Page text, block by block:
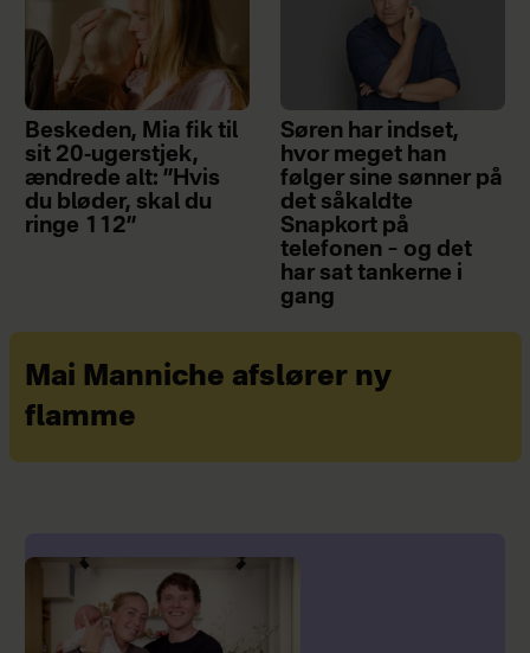
Beskeden, Mia fik til
sit 20-ugerstjek,
ændrede alt: ”Hvis
du bløder, skal du
ringe 112”
Søren har indset,
hvor meget han
følger sine sønner på
det såkaldte
Snapkort på
telefonen – og det
har sat tankerne i
gang
Mai Manniche afslører ny
flamme